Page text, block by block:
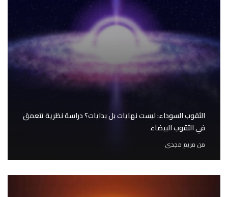
الثقوب السوداء: ليست نهايات بل بدايات؟ دراسة نظرية تتعمق
في الثقوب البيضاء
من مريم مجدي